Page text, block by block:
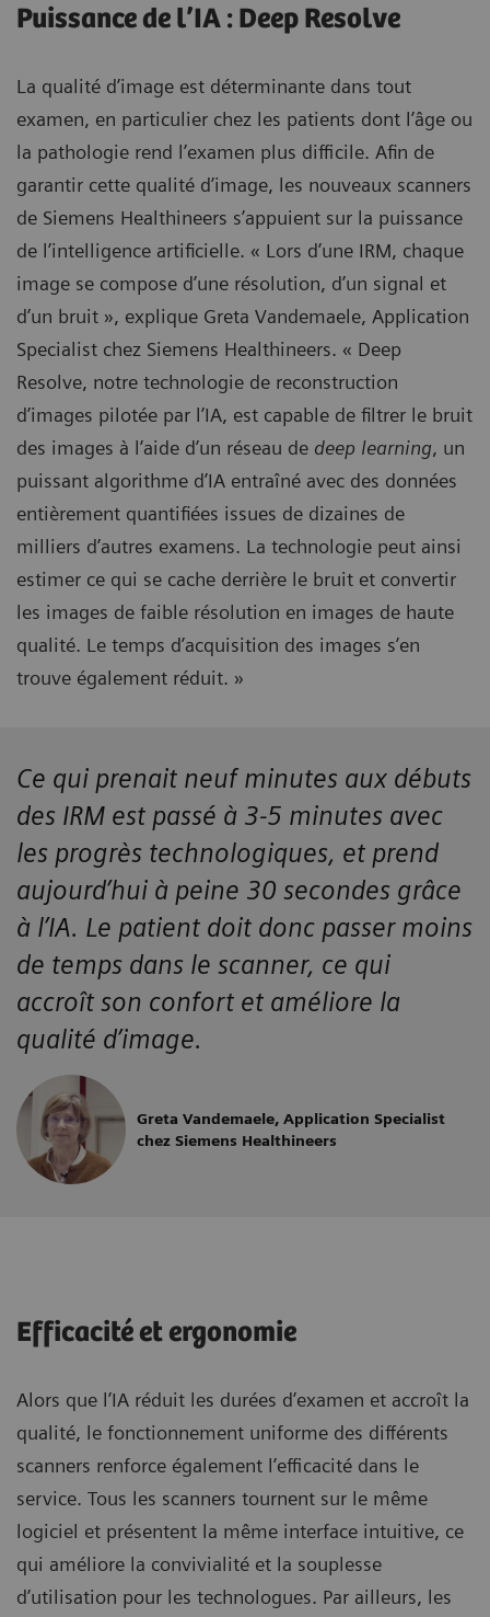
Puissance de l’IA : Deep Resolve
La qualité d’image est déterminante dans tout
examen, en particulier chez les patients dont l’âge ou
la pathologie rend l’examen plus difficile. Afin de
garantir cette qualité d’image, les nouveaux scanners
de Siemens Healthineers s’appuient sur la puissance
de l’intelligence artificielle. « Lors d’une IRM, chaque
image se compose d’une résolution, d’un signal et
d’un bruit », explique Greta Vandemaele, Application
Specialist chez Siemens Healthineers. « Deep
Resolve, notre technologie de reconstruction
d’images pilotée par l’IA, est capable de filtrer le bruit
des images à l’aide d’un réseau de deep learning, un
puissant algorithme d’IA entraîné avec des données
entièrement quantifiées issues de dizaines de
milliers d’autres examens. La technologie peut ainsi
estimer ce qui se cache derrière le bruit et convertir
les images de faible résolution en images de haute
qualité. Le temps d’acquisition des images s’en
trouve également réduit. »
Ce qui prenait neuf minutes aux débuts
des IRM est passé à 3-5 minutes avec
les progrès technologiques, et prend
aujourd’hui à peine 30 secondes grâce
à l’IA. Le patient doit donc passer moins
de temps dans le scanner, ce qui
accroît son confort et améliore la
qualité d’image.
Greta Vandemaele, Application Specialist
chez Siemens Healthineers
Efficacité et ergonomie
Alors que l’IA réduit les durées d’examen et accroît la
qualité, le fonctionnement uniforme des différents
scanners renforce également l’efficacité dans le
service. Tous les scanners tournent sur le même
logiciel et présentent la même interface intuitive, ce
qui améliore la convivialité et la souplesse
d’utilisation pour les technologues. Par ailleurs, les